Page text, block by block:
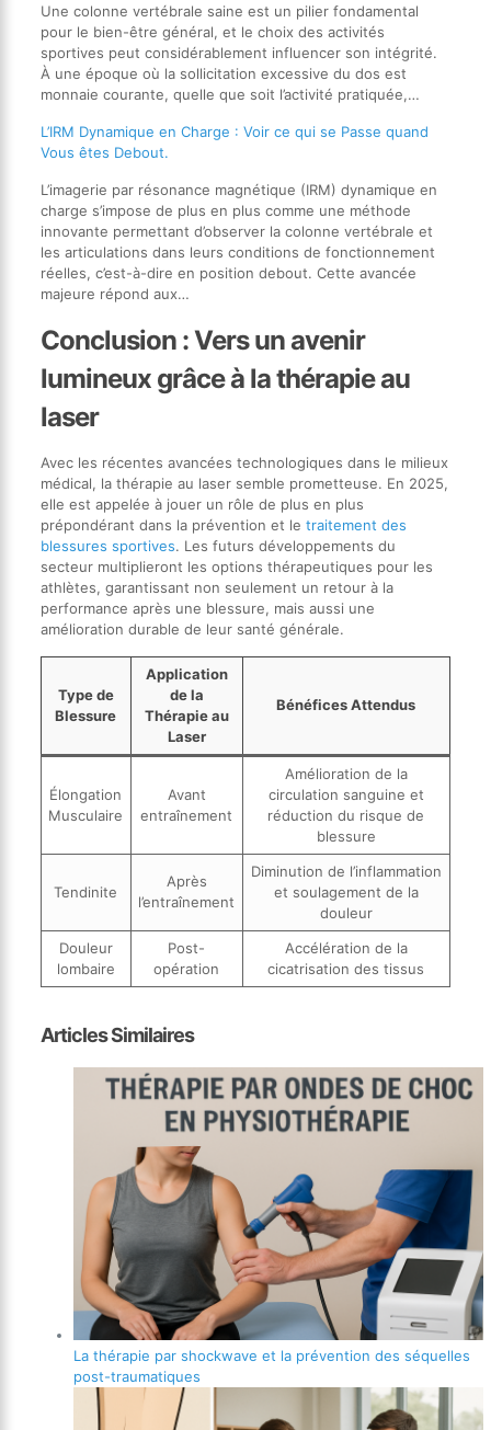
Une colonne vertébrale saine est un pilier fondamental
pour le bien-être général, et le choix des activités
sportives peut considérablement influencer son intégrité.
À une époque où la sollicitation excessive du dos est
monnaie courante, quelle que soit l’activité pratiquée,…
L’IRM Dynamique en Charge : Voir ce qui se Passe quand
Vous êtes Debout.
L’imagerie par résonance magnétique (IRM) dynamique en
charge s’impose de plus en plus comme une méthode
innovante permettant d’observer la colonne vertébrale et
les articulations dans leurs conditions de fonctionnement
réelles, c’est-à-dire en position debout. Cette avancée
majeure répond aux…
Conclusion : Vers un avenir
lumineux grâce à la thérapie au
laser
Avec les récentes avancées technologiques dans le milieux
médical, la thérapie au laser semble prometteuse. En 2025,
elle est appelée à jouer un rôle de plus en plus
prépondérant dans la prévention et le traitement des
blessures sportives. Les futurs développements du
secteur multiplieront les options thérapeutiques pour les
athlètes, garantissant non seulement un retour à la
performance après une blessure, mais aussi une
amélioration durable de leur santé générale.
Type de
Blessure
Application
de la
Thérapie au
Laser
Bénéfices Attendus
Élongation
Musculaire
Avant
entraînement
Amélioration de la
circulation sanguine et
réduction du risque de
blessure
Tendinite
Après
l’entraînement
Diminution de l’inflammation
et soulagement de la
douleur
Douleur
lombaire
Post-
opération
Accélération de la
cicatrisation des tissus
Articles Similaires
La thérapie par shockwave et la prévention des séquelles
post-traumatiques